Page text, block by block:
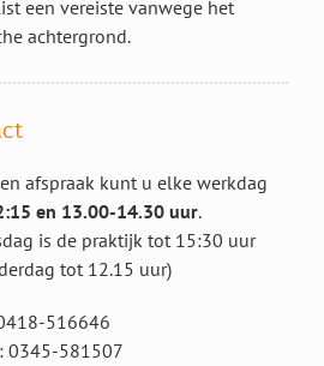
een vereiste vanwege het
achtergrond.
afspraak kunt u elke werkdag
en 13.00-14.30 uur.
is de praktijk tot 15:30 uur
tot 12.15 uur)
516646
0345-581507